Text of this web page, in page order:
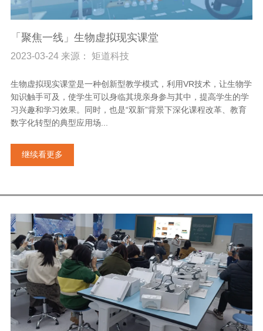
「聚焦一线」生物虚拟现实课堂
2023-03-24 来源： 矩道科技
生物虚拟现实课堂是一种创新型教学模式，利用VR技术，让生物学
知识触手可及，使学生可以身临其境亲身参与其中，提高学生的学
习兴趣和学习效果。同时，也是“双新”背景下深化课程改革、教育
数字化转型的典型应用场...
继续看更多